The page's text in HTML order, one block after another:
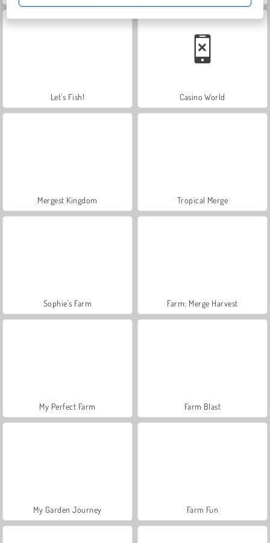
Let's Fish! Casino World
Mergest Kingdom Tropical Merge
Sophie's Farm Farm: Merge Harvest
My Perfect Farm Farm Blast
My Garden Journey Farm Fun